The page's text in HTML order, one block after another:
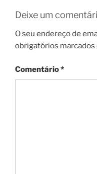
Deixe um
O seu endereço de
obrigatórios marcados
Comentário*